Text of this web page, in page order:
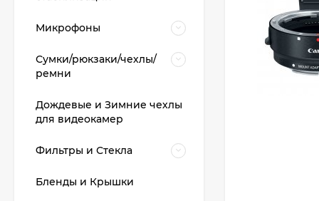
Микрофоны
Сумки/рюкзаки/чехлы/
ремни
Дождевые и Зимние чехлы
для видеокамер
Фильтры и Стекла
Бленды и Крышки
XA70, чёрный